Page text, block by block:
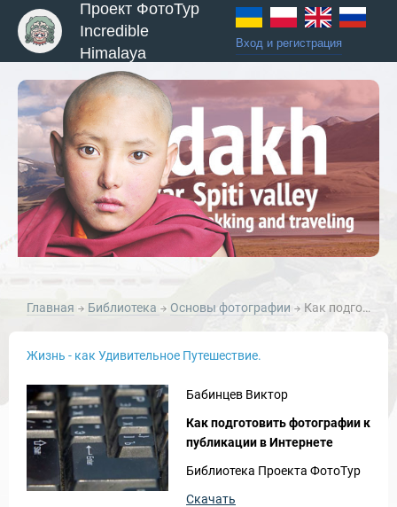
и Туры
Новости и Отчеты
Проект ФотоТур
Incredible
Himalaya
Вход и регистрация
Главная Библиотека Основы фотографии Как подготовить фотографии к публикации в Интернете
Жизнь - как Удивительное Путешествие.
Бабинцев Виктор
Как подготовить фотографии к
публикации в Интернете
Библиотека Проекта ФотоТур
Скачать